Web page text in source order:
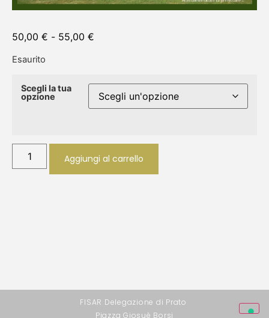
50,00 € - 55,00 €
Esaurito
Scegli la tua
opzione
Aggiungi al carrello
FISAR Delegazione di Prato
Piazza Giosuè Borsi